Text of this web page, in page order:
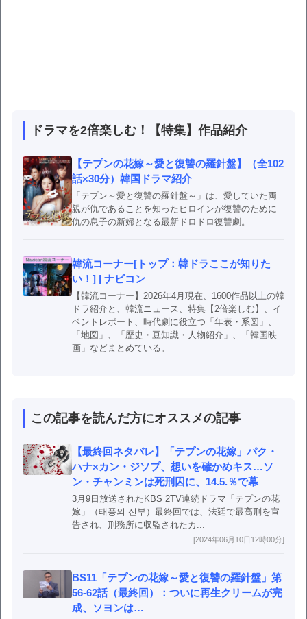
ドラマを2倍楽しむ！【特集】作品紹介
【テプンの花嫁～愛と復讐の羅針盤】（全102
話×30分）韓国ドラマ紹介
「テプン～愛と復讐の羅針盤～」は、愛していた両
親が仇であることを知ったヒロインが復讐のために
仇の息子の新婦となる最新ドロドロ復讐劇。
韓流コーナー[トップ：韓ドラここが知りた
い！] | ナビコン
【韓流コーナー】2026年4月現在、1600作品以上の韓
ドラ紹介と、韓流ニュース、特集【2倍楽しむ】、イ
ベントレポート、時代劇に役立つ「年表・系図」、
「地図」、「歴史・豆知識・人物紹介」、「韓国映
画」などまとめている。
この記事を読んだ方にオススメの記事
【最終回ネタバレ】「テプンの花嫁」パク・
ハナ×カン・ジソプ、想いを確かめキス…ソ
ン・チャンミンは死刑囚に、14.5.％で幕
3月9日放送されたKBS 2TV連続ドラマ「テプンの花
嫁」（태풍의 신부）最終回では、法廷で最高刑を宣
告され、刑務所に収監されたカ...
[2024年06月10日12時00分]
BS11「テプンの花嫁～愛と復讐の羅針盤」第
56-62話（最終回）：ついに再生クリームが完
成、ソヨンは…